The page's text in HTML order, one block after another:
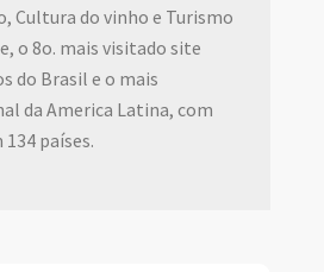
Cultura do vinho e Turismo
o 8o. mais visitado site
do Brasil e o mais
da America Latina, com
países.